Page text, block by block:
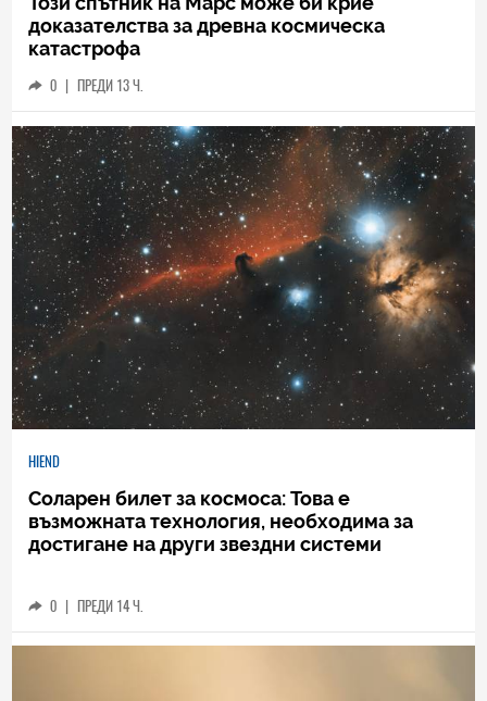
доказателства за древна космическа
катастрофа
0 | ПРЕДИ 13 Ч.
HIEND
Соларен билет за космоса: Това е
възможната технология, необходима за
достигане на други звездни системи
0 | ПРЕДИ 14 Ч.